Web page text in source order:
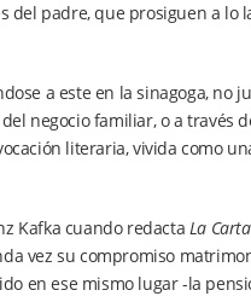
padre, que prosiguen a lo
a este en la sinagoga, no
negocio familiar, o a través
literaria, vivida como
Kafka cuando redacta La
vez su compromiso
en ese mismo lugar -la